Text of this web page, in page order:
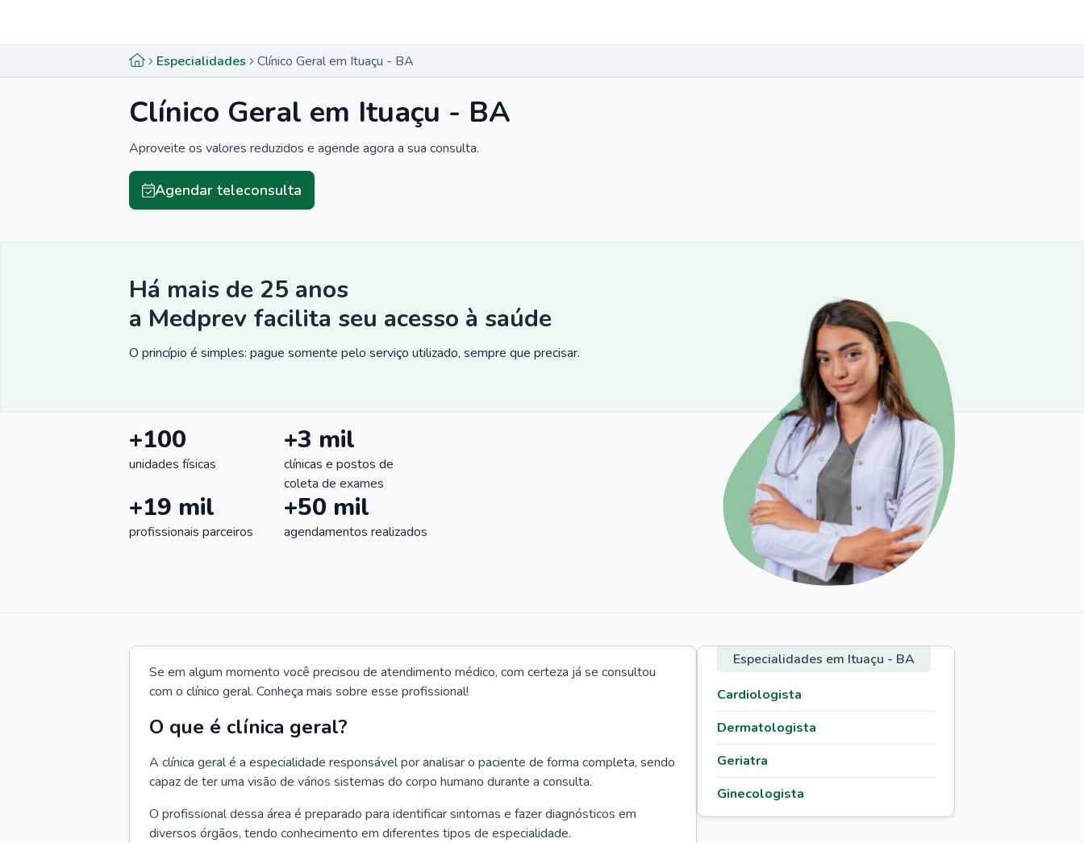
Especialidades Clínico Geral em Ituaçu - BA
Clínico Geral em Ituaçu - BA
Aproveite os valores reduzidos e agende agora a sua consulta.
Agendar teleconsulta
Há mais de 25 anos
a Medprev facilita seu acesso à saúde
O princípio é simples: pague somente pelo serviço utilizado, sempre que precisar.
+100
unidades físicas
+3 mil
clínicas e postos de
coleta de exames
+19 mil
profissionais parceiros
+50 mil
agendamentos realizados
Se em algum momento você precisou de atendimento médico, com certeza já se consultou
com o clínico geral. Conheça mais sobre esse profissional!
O que é clínica geral?
A clínica geral é a especialidade responsável por analisar o paciente de forma completa, sendo
capaz de ter uma visão de vários sistemas do corpo humano durante a consulta.
O profissional dessa área é preparado para identificar sintomas e fazer diagnósticos em
diversos órgãos, tendo conhecimento em diferentes tipos de especialidade.
Especialidades em Ituaçu - BA
Cardiologista
Dermatologista
Geriatra
Ginecologista